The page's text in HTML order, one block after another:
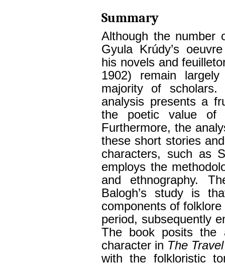
Summary
Although the number
Gyula Krúdy’s
his novels and
1902) remain
majority of scholars.
analysis presents a
the poetic value of
Furthermore, the
these short stories
characters, such as
employs the
and ethnography.
Balogh’s study is
components of
period, subsequently
The book posits the
character in The
with the folkloristic